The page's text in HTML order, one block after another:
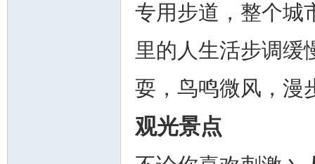
专用步道，整个城
里的人生活步调缓
耍，鸟鸣微风，漫
观光景点